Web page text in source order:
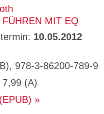
MIT EQ
10.05.2012
978-3-86200-789-9
7,99 (A)